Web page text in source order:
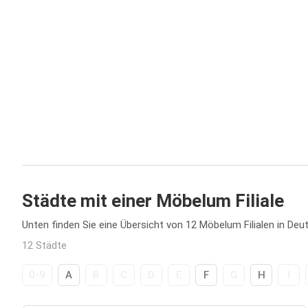
Städte mit einer Möbelum Filiale
Unten finden Sie eine Übersicht von 12 Möbelum Filialen in
12 Städte
A F H